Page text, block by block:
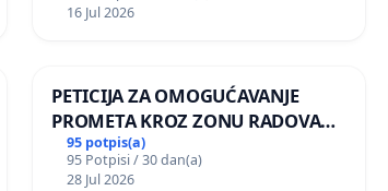
pri donošenju izmjena
16 Jul 2026
PETICIJA ZA OMOGUĆAVANJE
PROMETA KROZ ZONU RADOVA
ZA STANOVNIKE Mjesnog odbora
Kamensko i Lemić Brdo
95 potpis(a)
95 Potpisi / 30 dan(a)
28 Jul 2026